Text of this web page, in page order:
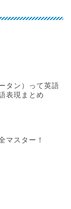
タン）って英語
表現まとめ
マスター！